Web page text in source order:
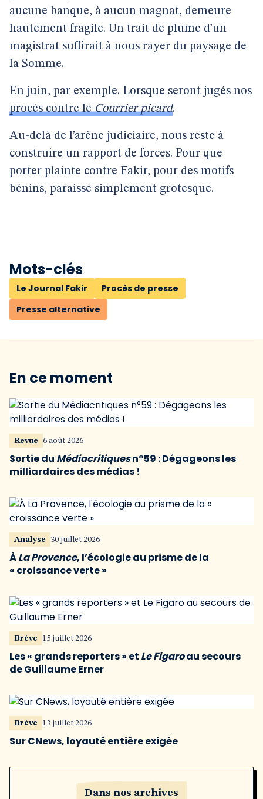
aucune banque, à aucun magnat, demeure
hautement fragile. Un trait de plume d’un
magistrat suffirait à nous rayer du paysage de
la Somme.
En juin, par exemple. Lorsque seront jugés nos
procès contre leCourrier picard.
Au-delà de l’arène judiciaire, nous reste à
construire un rapport de forces. Pour que
porter plainte contre Fakir, pour des motifs
bénins, paraisse simplement grotesque.
Mots-clés
Le Journal Fakir
Procès de presse
Presse alternative
En ce moment
Revue 6 août 2026
Sortie du Médiacritiquesn°59 : Dégageons les
milliardaires des médias !
Analyse 30 juillet 2026
ÀLa Provence, l’écologie au prisme de la
« croissance verte »
Brève 15 juillet 2026
Les « grands reporters » et Le Figaroau secours
de Guillaume Erner
Brève 13 juillet 2026
Sur CNews, loyauté entière exigée
Dans nos archives